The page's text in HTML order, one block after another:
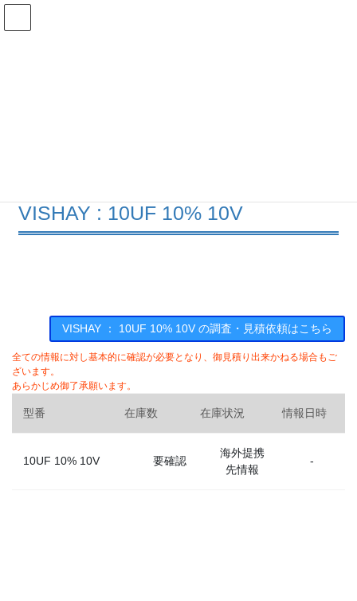
コ
ナ
VISHAY : 10UF 10% 10V
VISHAY ： 10UF 10% 10V の調査・見積依頼はこちら
全ての情報に対し基本的に確認が必要となり、御見積り出来かねる場合もご
ざいます。
あらかじめ御了承願います。
型番 在庫数 在庫状況 情報日時
10UF 10% 10V 要確認
海外提携
先情報
-